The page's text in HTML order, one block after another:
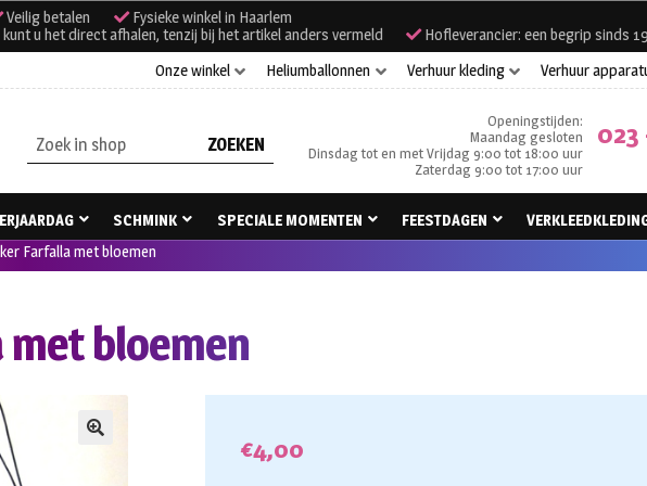
Veilig betalen
Fysieke winkel in Haarlem
u het direct afhalen, tenzij bij het artikel anders vermeld
Hofleverancier: een begrip sinds
Onze winkel
Heliumballonnen Verhuur kleding Verhuur
Zoeken
naar:
Openingstijden:
Maandag gesloten
Dinsdag tot en met Vrijdag 9:00 tot 18:00 uur
Zaterdag 9:00 tot 17:00 uur
023
SCHMINK SPECIALE MOMENTEN FEESTDAGEN
Farfalla met bloemen
bloemen
€4,00